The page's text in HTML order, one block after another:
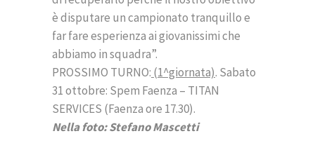
è disputare un campionato tranquillo e
far fare esperienza ai giovanissimi che
abbiamo in squadra”.
PROSSIMO TURNO: (1^giornata). Sabato
31 ottobre: Spem Faenza – TITAN
SERVICES (Faenza ore 17.30).
Nella foto: Stefano Mascetti